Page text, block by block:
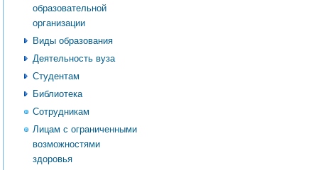
образовательной
организации
Виды образования
Деятельность вуза
Студентам
Библиотека
Сотрудникам
Лицам с ограниченными
возможностями
здоровья